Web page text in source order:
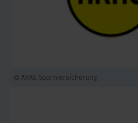
© ARAG Sportversicherung